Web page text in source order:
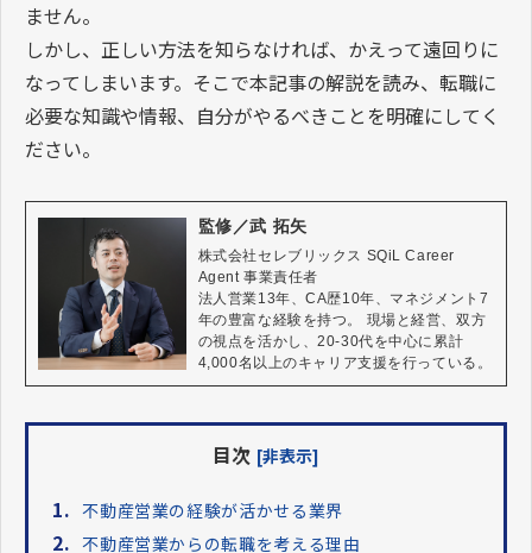
ません。
しかし、正しい方法を知らなければ、かえって遠回りに
なってしまいます。そこで本記事の解説を読み、転職に
必要な知識や情報、自分がやるべきことを明確にしてく
ださい。
監修／武 拓矢
株式会社セレブリックス SQiL Career
Agent 事業責任者
法人営業13年、CA歴10年、マネジメント7
年の豊富な経験を持つ。 現場と経営、双方
の視点を活かし、20-30代を中心に累計
4,000名以上のキャリア支援を行っている。
目次 [非表示]
1. 不動産営業の経験が活かせる業界
2. 不動産営業からの転職を考える理由